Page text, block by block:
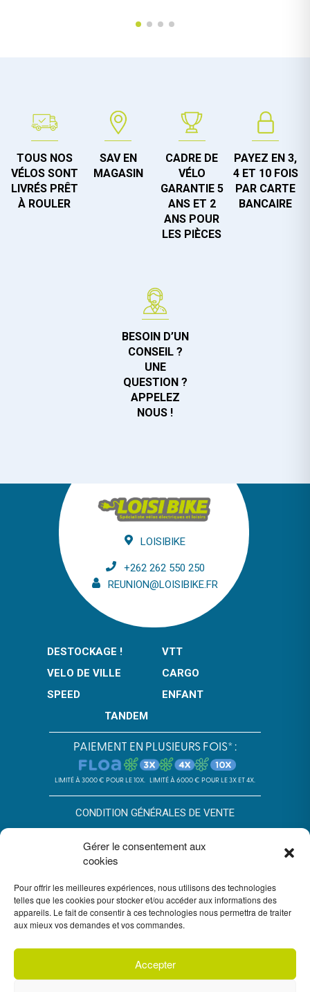
Gérer le consentement aux
cookies
Pour offrir les meilleures expériences, nous utilisons des technologies
telles que les cookies pour stocker et/ou accéder aux informations des
appareils. Le fait de consentir à ces technologies nous permettra de traiter
aux mieux vos demandes et vos commandes.
Accepter
TOUS NOS
VÉLOS SONT
LIVRÉS PRÊT
À ROULER
SAV EN
MAGASIN
CADRE DE
VÉLO
GARANTIE 5
ANS ET 2
ANS POUR
LES PIÈCES
PAYEZ EN 3,
4 ET 10 FOIS
PAR CARTE
BANCAIRE
BESOIN D’UN
CONSEIL ?
UNE
QUESTION ?
APPELEZ
NOUS !
LOISIBIKE
+262 262 550 250
REUNION@LOISIBIKE.FR
DESTOCKAGE !
VTT
VELO DE VILLE
CARGO
SPEED
ENFANT
TANDEM
PAIEMENT EN PLUSIEURS FOIS* :
LIMITÉ À 3000 € POUR LE 10X. LIMITÉ À 6000 € POUR LE 3X ET 4X.
CONDITION GÉNÉRALES DE VENTE
*SOUS RÉSERVE D’ACCEPTATION DU DOSSIER PAR FLOA. SA AU
IMMEUBLE G7, 71 RUE LUCIEN FAURE 33300 BORDEAUX,
ENREGISTRÉE À L’ORIAS SOUS LE N°07028160. SOUMISE AU
CONTRÔLE DE L’AUTORITÉ DE CONTRÔLE PRUDENTIEL ET DE
RÉSOLUTION, 4 PLACE DE BUDAPEST CS 92459, 75436 PARIS.
VOUS DISPOSEZ DU DÉLAI LÉGAL DE RÉTRACTATION. VOIR